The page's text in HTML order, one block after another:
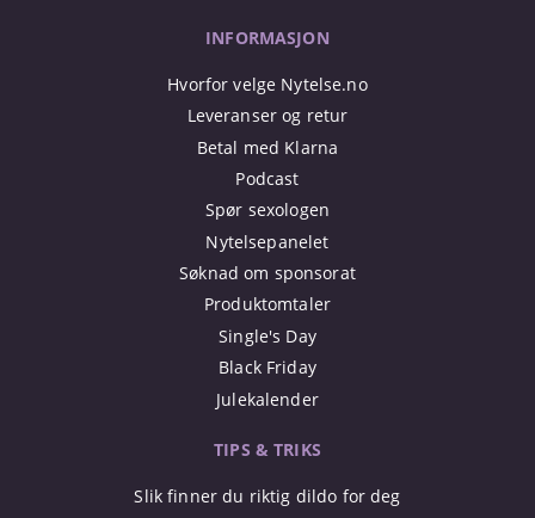
INFORMASJON
Hvorfor velge Nytelse.no
Leveranser og retur
Betal med Klarna
Podcast
Spør sexologen
Nytelsepanelet
Søknad om sponsorat
Produktomtaler
Single's Day
Black Friday
Julekalender
TIPS & TRIKS
Slik finner du riktig dildo for deg